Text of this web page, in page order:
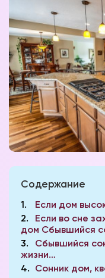
Содержание
1
Если дом
2
Если во сне
дом Сбывшийся
3
Сбывшийся
жизни…
4
Сонник дом,